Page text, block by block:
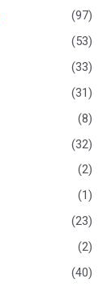
(97)
(53)
(33)
(31)
(8)
(32)
(2)
(1)
(23)
(2)
(40)